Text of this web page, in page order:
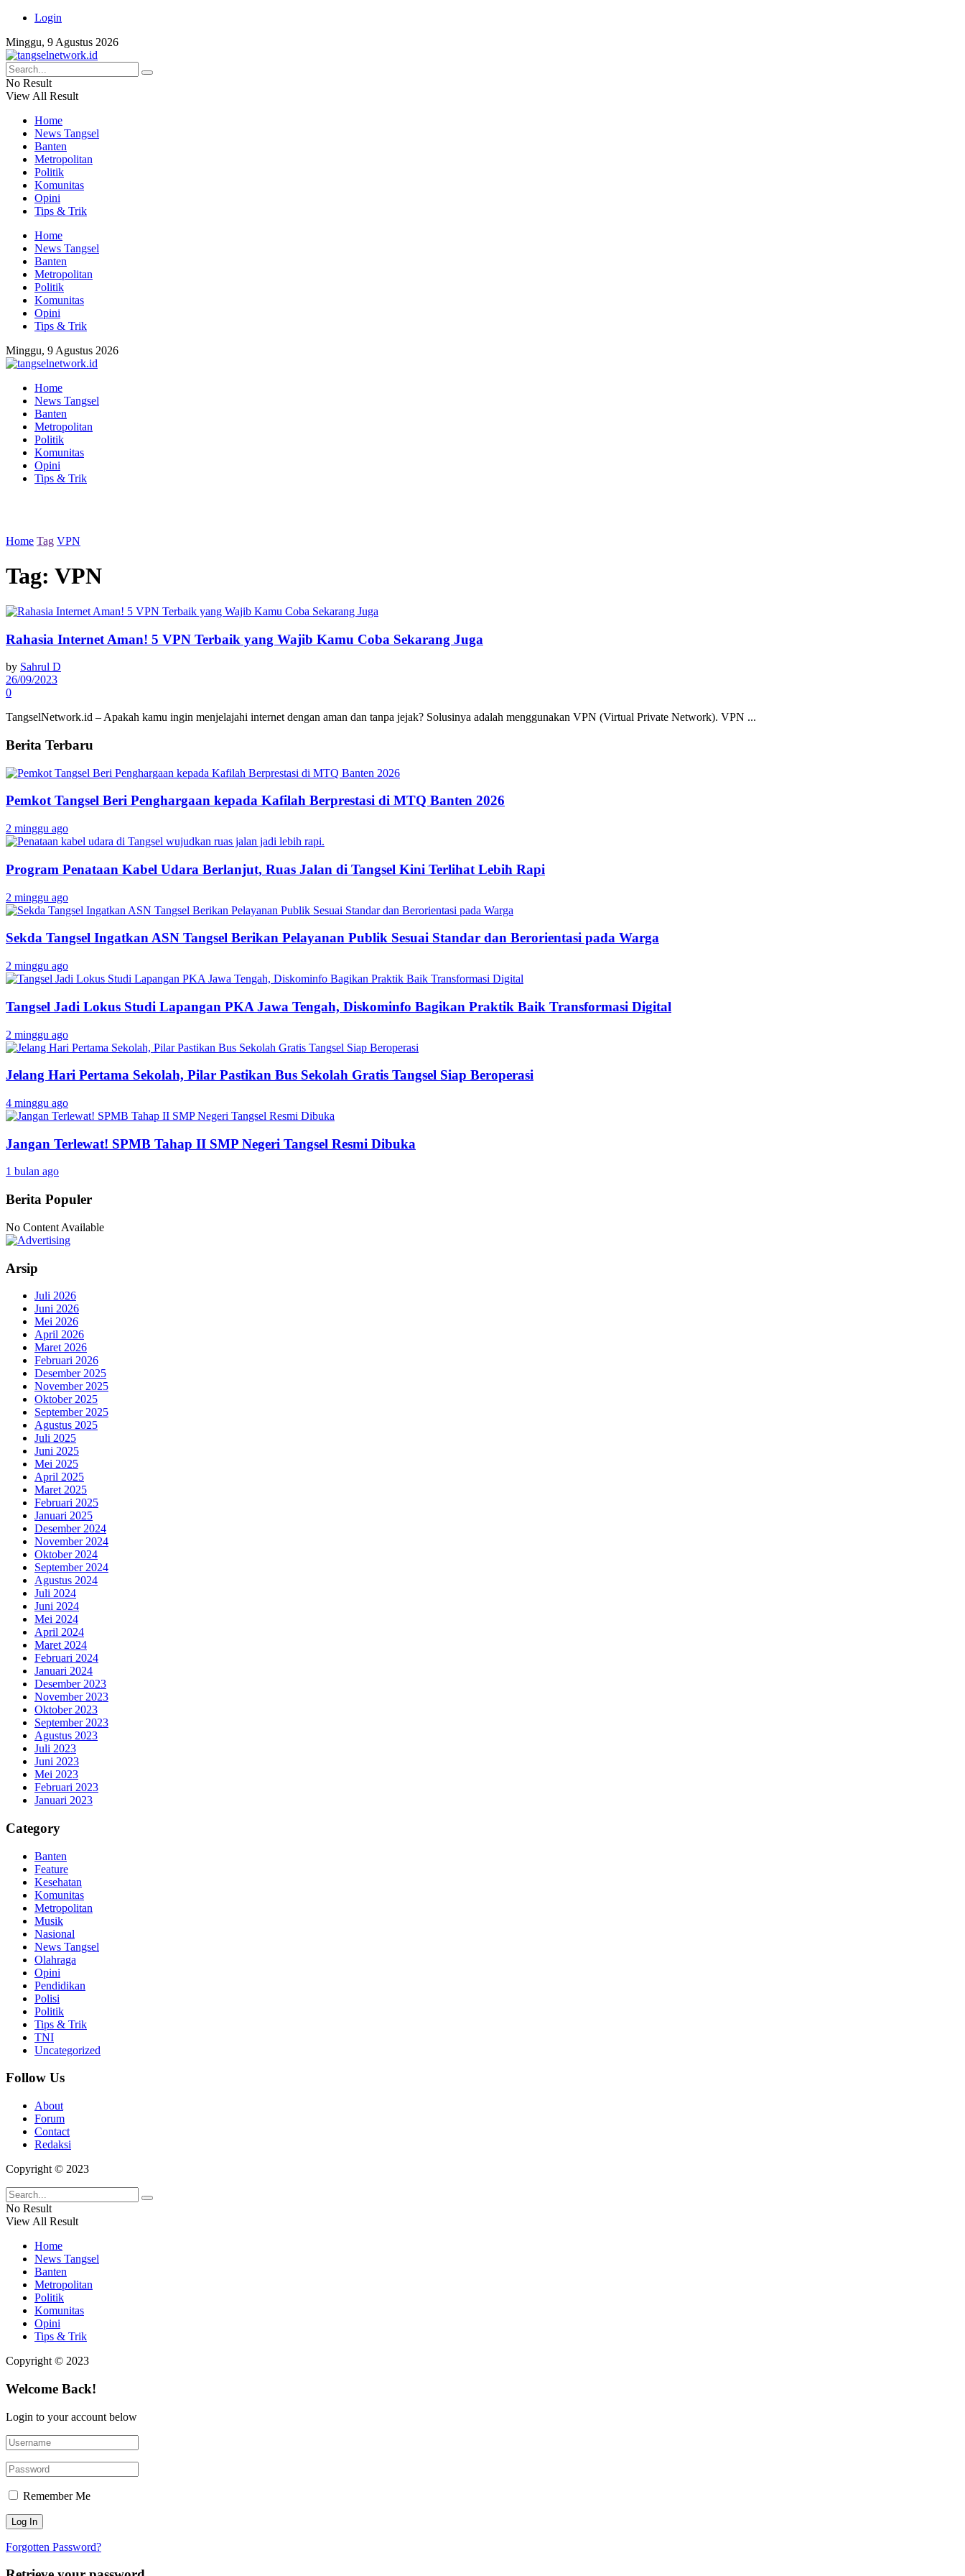
Login
Minggu, 9 Agustus 2026
No Result
View All Result
Home
News Tangsel
Banten
Metropolitan
Politik
Komunitas
Opini
Tips & Trik
Home
News Tangsel
Banten
Metropolitan
Politik
Komunitas
Opini
Tips & Trik
Minggu, 9 Agustus 2026
Home
News Tangsel
Banten
Metropolitan
Politik
Komunitas
Opini
Tips & Trik
Home Tag VPN
Tag: VPN
Rahasia Internet Aman! 5 VPN Terbaik yang Wajib Kamu Coba Sekarang Juga
by Sahrul D
26/09/2023
0
TangselNetwork.id – Apakah kamu ingin menjelajahi internet dengan aman dan tanpa jejak? Solusinya adalah menggunakan VPN (Virtual Private Network). VPN ...
Berita Terbaru
Pemkot Tangsel Beri Penghargaan kepada Kafilah Berprestasi di MTQ Banten 2026
2 minggu ago
Program Penataan Kabel Udara Berlanjut, Ruas Jalan di Tangsel Kini Terlihat Lebih Rapi
2 minggu ago
Sekda Tangsel Ingatkan ASN Tangsel Berikan Pelayanan Publik Sesuai Standar dan Berorientasi pada Warga
2 minggu ago
Tangsel Jadi Lokus Studi Lapangan PKA Jawa Tengah, Diskominfo Bagikan Praktik Baik Transformasi Digital
2 minggu ago
Jelang Hari Pertama Sekolah, Pilar Pastikan Bus Sekolah Gratis Tangsel Siap Beroperasi
4 minggu ago
Jangan Terlewat! SPMB Tahap II SMP Negeri Tangsel Resmi Dibuka
1 bulan ago
Berita Populer
No Content Available
Arsip
Juli 2026
Juni 2026
Mei 2026
April 2026
Maret 2026
Februari 2026
Desember 2025
November 2025
Oktober 2025
September 2025
Agustus 2025
Juli 2025
Juni 2025
Mei 2025
April 2025
Maret 2025
Februari 2025
Januari 2025
Desember 2024
November 2024
Oktober 2024
September 2024
Agustus 2024
Juli 2024
Juni 2024
Mei 2024
April 2024
Maret 2024
Februari 2024
Januari 2024
Desember 2023
November 2023
Oktober 2023
September 2023
Agustus 2023
Juli 2023
Juni 2023
Mei 2023
Februari 2023
Januari 2023
Category
Banten
Feature
Kesehatan
Komunitas
Metropolitan
Musik
Nasional
News Tangsel
Olahraga
Opini
Pendidikan
Polisi
Politik
Tips & Trik
TNI
Uncategorized
Follow Us
About
Forum
Contact
Redaksi
Copyright © 2023
No Result
View All Result
Home
News Tangsel
Banten
Metropolitan
Politik
Komunitas
Opini
Tips & Trik
Copyright © 2023
Welcome Back!
Login to your account below
Remember Me
Forgotten Password?